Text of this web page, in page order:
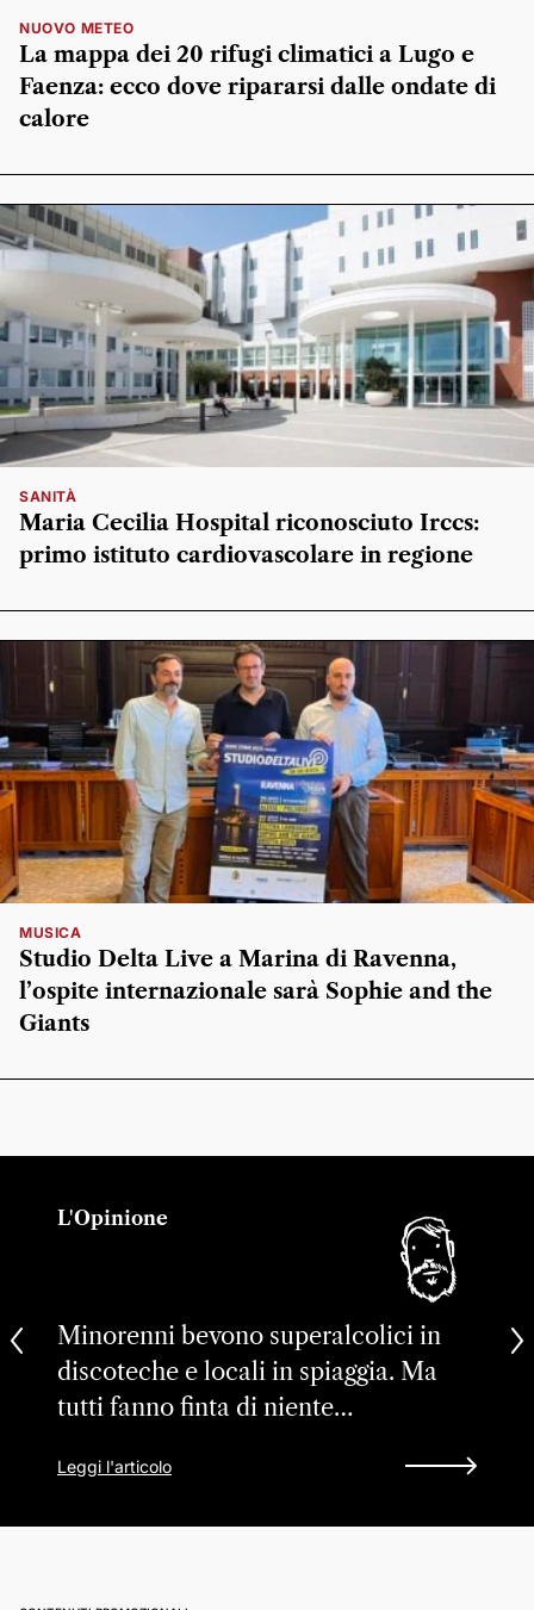
NUOVO METEO
La mappa dei 20 rifugi climatici a Lugo e
Faenza: ecco dove ripararsi dalle ondate di
calore
SANITÀ
Maria Cecilia Hospital riconosciuto Irccs:
primo istituto cardiovascolare in regione
MUSICA
Studio Delta Live a Marina di Ravenna,
l’ospite internazionale sarà Sophie and the
Giants
L'Opinione
Minorenni bevono superalcolici in
discoteche e locali in spiaggia. Ma
tutti fanno finta di niente…
Leggi l'articolo